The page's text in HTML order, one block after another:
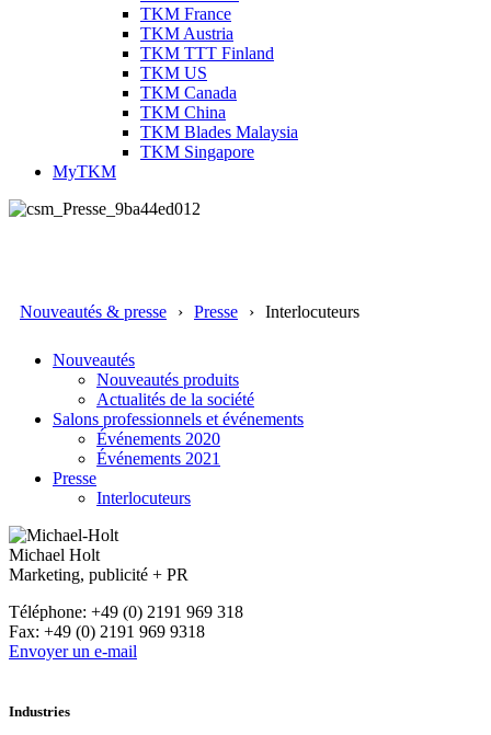
TKM France
TKM Austria
TKM TTT Finland
TKM US
TKM Canada
TKM China
TKM Blades Malaysia
TKM Singapore
MyTKM
Nouveautés & presse Presse Interlocuteurs
Nouveautés
Nouveautés produits
Actualités de la société
Salons professionnels et événements
Événements 2020
Événements 2021
Presse
Interlocuteurs
Michael Holt
Marketing, publicité + PR
Téléphone: +49 (0) 2191 969 318
Fax: +49 (0) 2191 969 9318
Envoyer un e-mail
Industries